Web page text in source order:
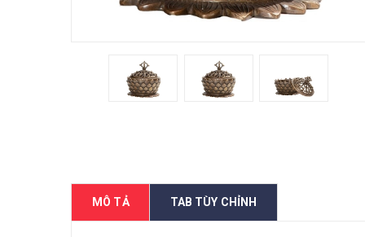
MÔ TẢ TAB TÙY CHỈNH